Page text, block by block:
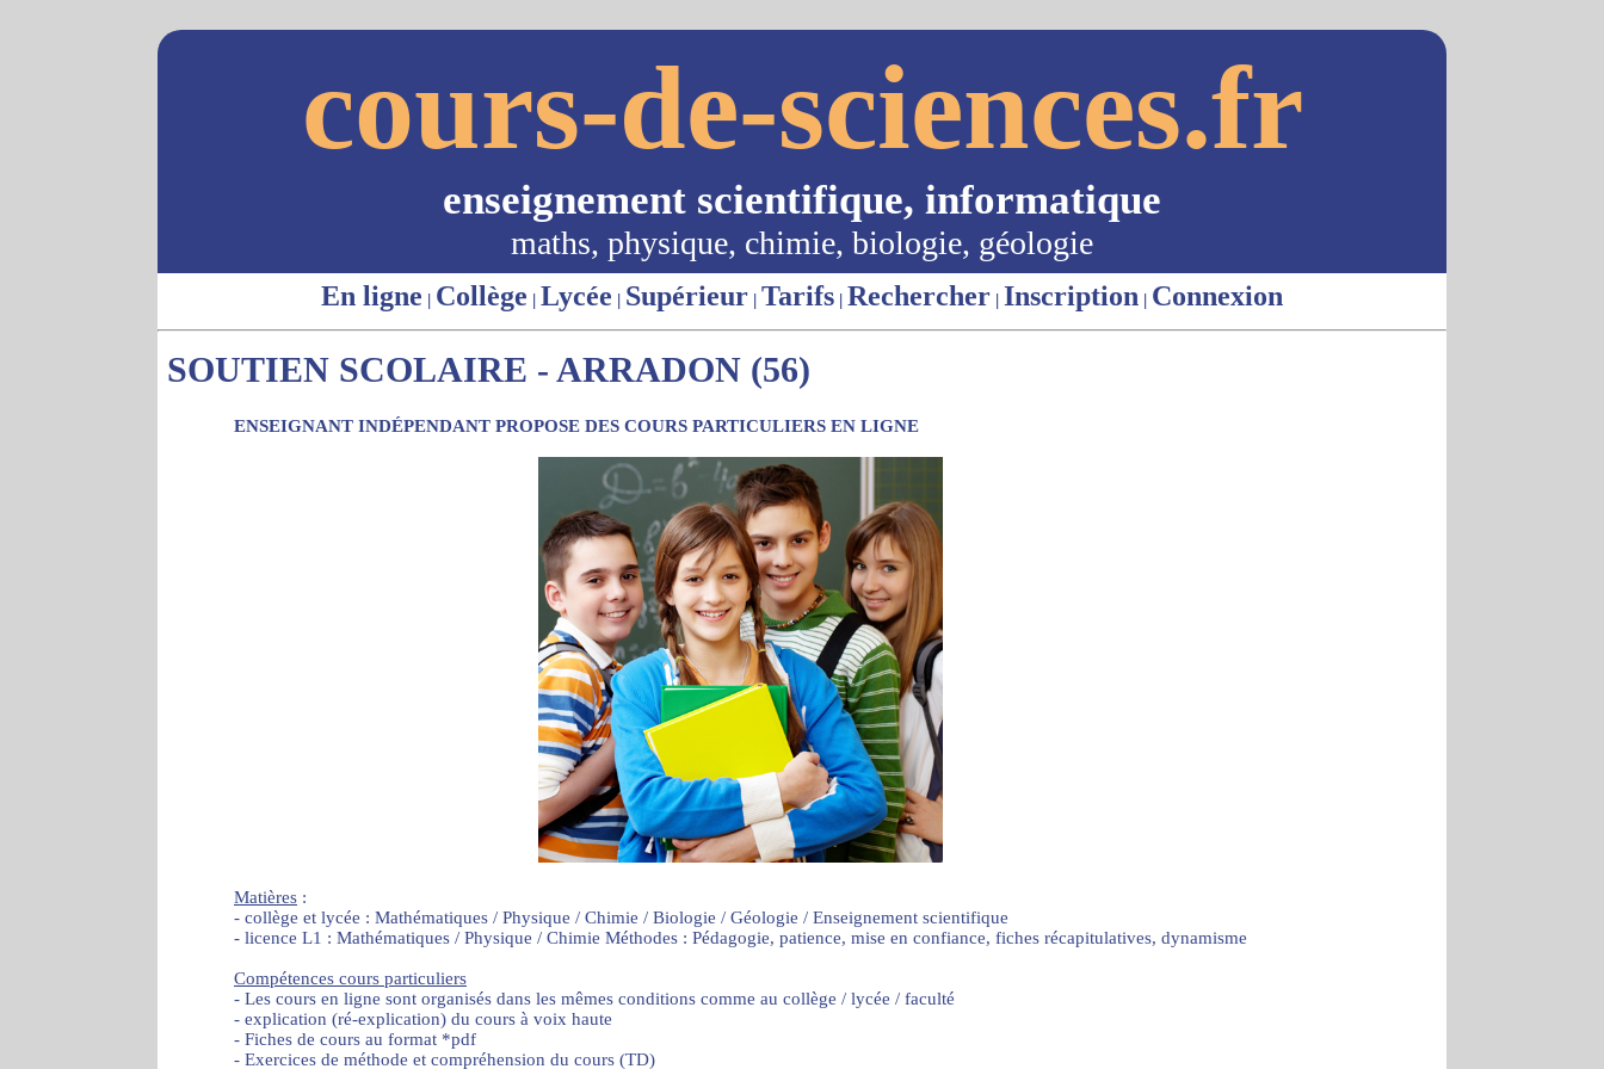
cours-de-sciences.fr
enseignement scientifique, informatique
maths, physique, chimie, biologie, géologie
En ligne | Collège | Lycée | Supérieur | Tarifs | Rechercher | Inscription | Connexion
SOUTIEN SCOLAIRE - ARRADON (56)
ENSEIGNANT INDÉPENDANT PROPOSE DES COURS PARTICULIERS EN LIGNE
Matières :
- collège et lycée : Mathématiques / Physique / Chimie / Biologie / Géologie / Enseignement scientifique
- licence L1 : Mathématiques / Physique / Chimie Méthodes : Pédagogie, patience, mise en confiance, fiches récapitulatives, dynamisme
Compétences cours particuliers
- Les cours en ligne sont organisés dans les mêmes conditions comme au collège / lycée / faculté
- explication (ré-explication) du cours à voix haute
- Fiches de cours au format *pdf
- Exercices de méthode et compréhension du cours (TD)